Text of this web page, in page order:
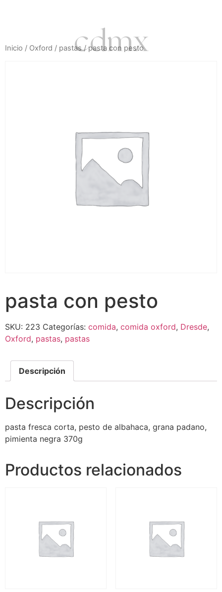
cdmx
Inicio / Oxford / pastas/ pasta con pesto
pasta con pesto
SKU: 223 Categorías: comida, comida oxford, Dresde,
Oxford, pastas, pastas
Descripción
Descripción
pasta fresca corta, pesto de albahaca, grana padano,
pimienta negra 370g
Productos relacionados